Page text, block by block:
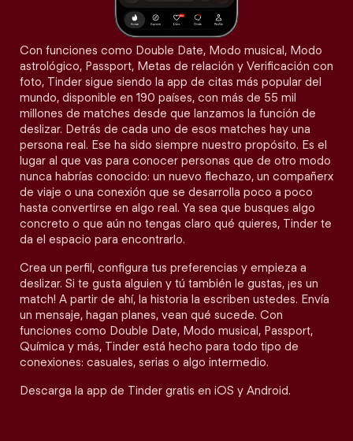
Con funciones como Double Date, Modo musical, Modo
astrológico, Passport, Metas de relación y Verificación con
foto, Tinder sigue siendo la app de citas más popular del
mundo, disponible en 190 países, con más de 55 mil
millones de matches desde que lanzamos la función de
deslizar. Detrás de cada uno de esos matches hay una
persona real. Ese ha sido siempre nuestro propósito. Es el
lugar al que vas para conocer personas que de otro modo
nunca habrías conocido: un nuevo flechazo, un compañerx
de viaje o una conexión que se desarrolla poco a poco
hasta convertirse en algo real. Ya sea que busques algo
concreto o que aún no tengas claro qué quieres, Tinder te
da el espacio para encontrarlo.
Crea un perfil, configura tus preferencias y empieza a
deslizar. Si te gusta alguien y tú también le gustas, ¡es un
match! A partir de ahí, la historia la escriben ustedes. Envía
un mensaje, hagan planes, vean qué sucede. Con
funciones como Double Date, Modo musical, Passport,
Química y más, Tinder está hecho para todo tipo de
conexiones: casuales, serias o algo intermedio.
Descarga la app de Tinder gratis en iOS y Android.